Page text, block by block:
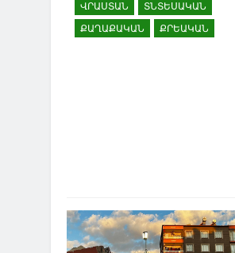
ՎՐԱՍՏԱՆ
ՏՆՏԵՍԱԿԱՆ
ՔԱՂԱՔԱԿԱՆ
ՔՐԵԱԿԱՆ